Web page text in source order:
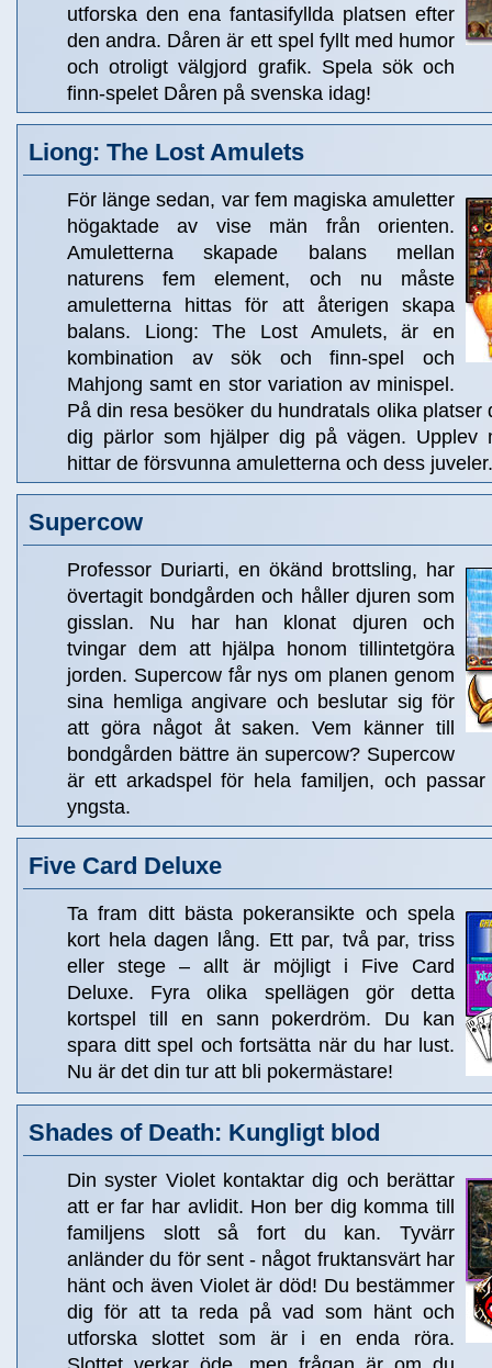
utforska den ena fantasifyllda platsen efter
den andra. Dåren är ett spel fyllt med humor
och otroligt välgjord grafik. Spela sök och
finn-spelet Dåren på svenska idag!
Liong: The Lost Amulets
För länge sedan, var fem magiska amuletter
högaktade av vise män från orienten.
Amuletterna skapade balans mellan
naturens fem element, och nu måste
amuletterna hittas för att återigen skapa
balans. Liong: The Lost Amulets, är en
kombination av sök och finn-spel och
Mahjong samt en stor variation av minispel.
På din resa besöker du hundratals olika platser
dig pärlor som hjälper dig på vägen. Upplev
hittar de försvunna amuletterna och dess juveler.
Supercow
Professor Duriarti, en ökänd brottsling, har
övertagit bondgården och håller djuren som
gisslan. Nu har han klonat djuren och
tvingar dem att hjälpa honom tillintetgöra
jorden. Supercow får nys om planen genom
sina hemliga angivare och beslutar sig för
att göra något åt saken. Vem känner till
bondgården bättre än supercow? Supercow
är ett arkadspel för hela familjen, och
yngsta.
Five Card Deluxe
Ta fram ditt bästa pokeransikte och spela
kort hela dagen lång. Ett par, två par, triss
eller stege – allt är möjligt i Five Card
Deluxe. Fyra olika spellägen gör detta
kortspel till en sann pokerdröm. Du kan
spara ditt spel och fortsätta när du har lust.
Nu är det din tur att bli pokermästare!
Shades of Death: Kungligt blod
Din syster Violet kontaktar dig och berättar
att er far har avlidit. Hon ber dig komma till
familjens slott så fort du kan. Tyvärr
anländer du för sent - något fruktansvärt har
hänt och även Violet är död! Du bestämmer
dig för att ta reda på vad som hänt och
utforska slottet som är i en enda röra.